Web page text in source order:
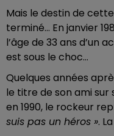
Mais le destin de
terminé… En janvier
l’âge de 33 ans d’un
est sous le choc…
Quelques années
le titre de son ami sur
en 1990, le rockeur
suis pas un héros ».